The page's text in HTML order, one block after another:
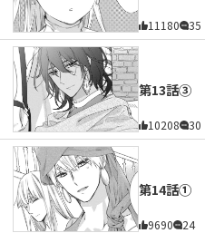
11180 35
第13話③
10208 30
第14話①
9690 24